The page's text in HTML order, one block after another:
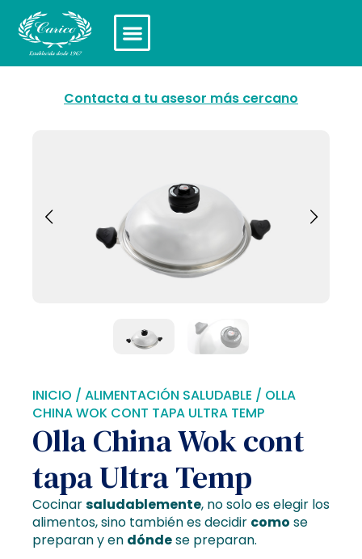
Contacta a tu asesor más cercano
INICIO / ALIMENTACIÓN SALUDABLE / OLLA
CHINA WOK CONT TAPA ULTRA TEMP
Olla China Wok cont
tapa Ultra Temp
Cocinarsaludablemente, no solo es elegir los
alimentos, sino también es decidir como se
preparan y en dóndese preparan.